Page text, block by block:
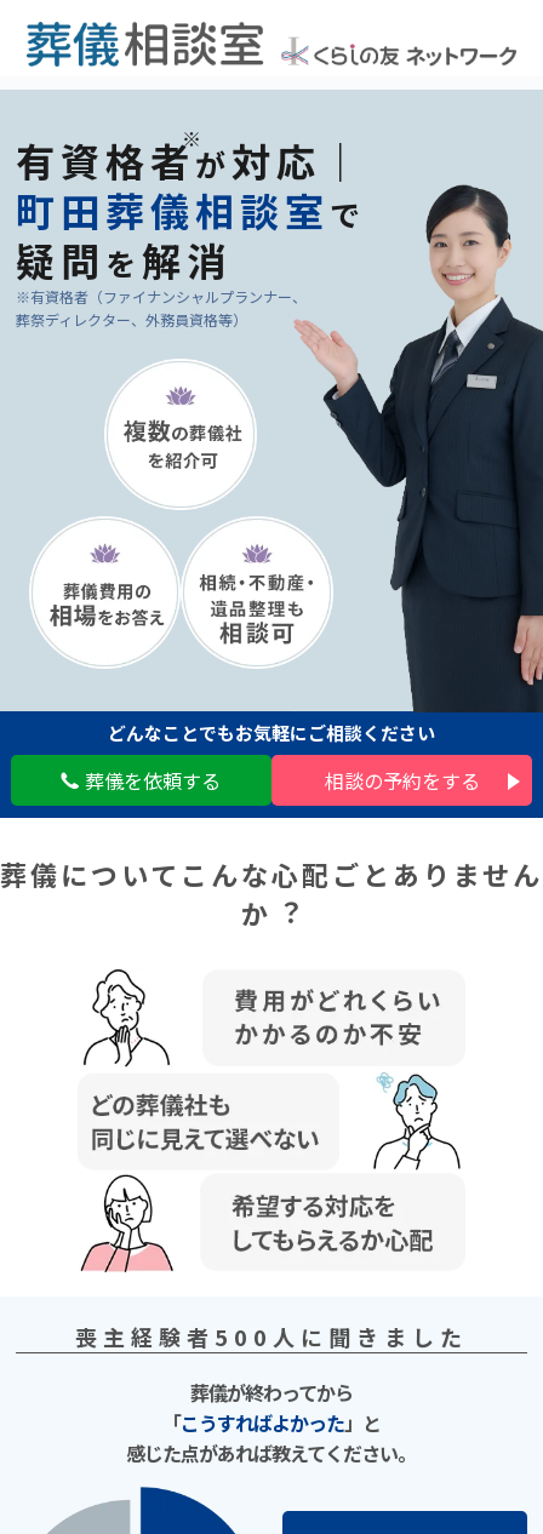
有資格者が対応｜
町田葬儀相談室で
疑問 を解消
※有資格者（ファイナンシャルプランナー、
葬祭ディレクター、外務員資格等）
どんなことでもお気軽にご相談ください
葬儀を依頼する 相談の予約をする
葬儀についてこんな⼼配ごとありません
か︖
喪主経験者500⼈に聞きました
葬儀が終わってから
「こうすればよかった」と
感じた点があれば教えてください。